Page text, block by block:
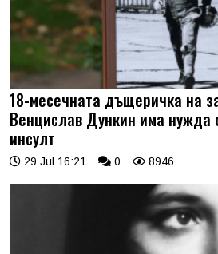
18-месечната дъщеричка на
Венцислав Дункин има
инсулт
29 Jul 16:21 0 8946